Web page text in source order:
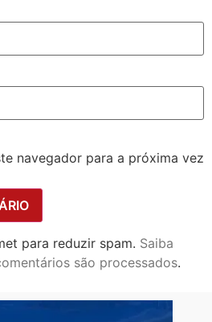
navegador para a próxima vez
para reduzir spam. Saiba
são processados.